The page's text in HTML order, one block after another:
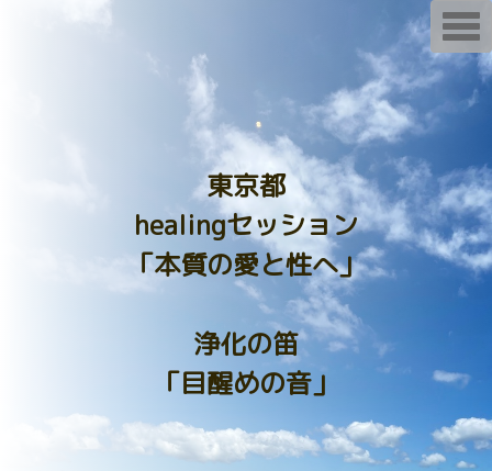
東京都
healingセッション
「本質の愛と性へ」
浄化の笛
「目醒めの音」
T
o
g
g
i
g
t
i
o
n